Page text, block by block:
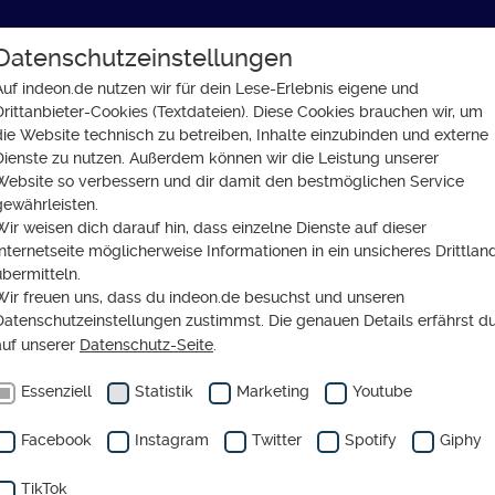
GLAUBE SOZIALES
Nikolaus, Weihnachtsmann oder Christkind?
für
Weihnachtsmann
indeon.de nutzen wir für dein Lese-Erlebnis eigene und
Cookies (Textdateien). Diese Cookies brauchen wir, um
Website technisch zu betreiben, Inhalte einzubinden und externe
zu nutzen. Außerdem können wir die Leistung unserer
so verbessern und dir damit den bestmöglichen Service
weisen dich darauf hin, dass einzelne Dienste auf dieser
möglicherweise Informationen in ein unsicheres
freuen uns, dass du indeon.de besuchst und unseren
zustimmst. Die genauen Details erfährst
unserer Datenschutz-Seite
Essenziell Statistik Marketing Youtube
Facebook Instagram Twitter Spotify Giphy
TikTok